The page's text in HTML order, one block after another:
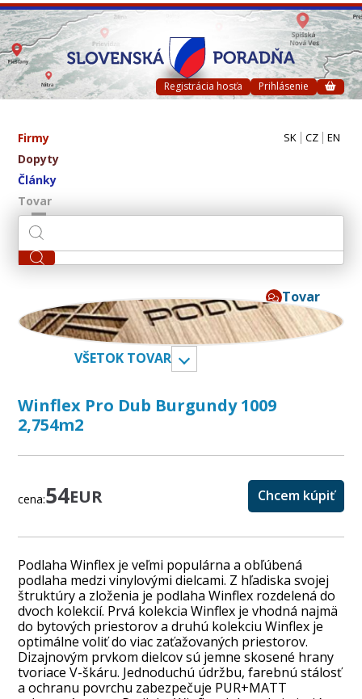
Registrácia hosťa Prihlásenie
Firmy
Dopyty
Články
Tovar
SK CZ EN
Tovar
ivpa s.r.o.
VŠETOK TOVAR
Winflex Pro Dub Burgundy 1009
2,754m2
cena:54EUR Chcem kúpiť
Podlaha Winflex je veľmi populárna a obľúbená
podlaha medzi vinylovými dielcami. Z hľadiska svojej
štruktúry a zloženia je podlaha Winflex rozdelená do
dvoch kolekcií. Prvá kolekcia Winflex je vhodná najmä
do bytových priestorov a druhú kolekciu Winflex je
optimálne voliť do viac zaťažovaných priestorov.
Dizajnovým prvkom dielcov sú jemne skosené hrany
tvoriace V-škáru. Jednoduchú údržbu, farebnú stálosť
a ochranu povrchu zabezpečuje PUR+MATT